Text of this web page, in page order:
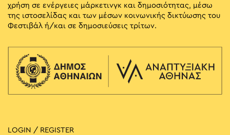
χρήση σε ενέργειες μάρκετινγκ και δημοσιότητας, μέσω
της ιστοσελίδας και των μέσων κοινωνικής δικτύωσης του
Φεστιβάλ ή/και σε δημοσιεύσεις τρίτων.
LOGIN / REGISTER